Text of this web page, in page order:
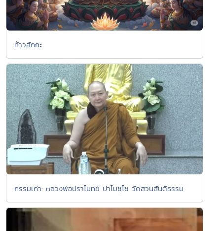
ท้าวสักกะ
กรรมเก่า: หลวงพ่อปราโมทย์ ปาโมชฺโช วัดสวนสันติธรรม